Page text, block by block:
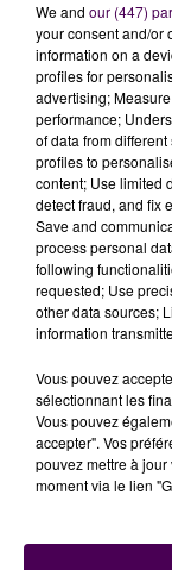
UNE
RUSSIS
effectué une
seulement
meeting
une semaine
touchant de
We and our (447)
your consent and/or
information on a
profiles for
advertising;
performance;
of data from
profiles to
content; Use limited
detect fraud, and fix
Save and
process personal
following
requested; Use
other data sources;
information
Vous pouvez
sélectionnant les
Vous pouvez
accepter". Vos
pouvez mettre à
moment via le lien